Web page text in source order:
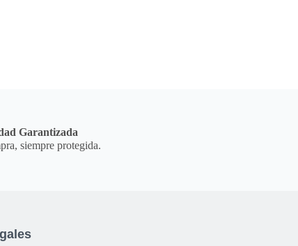
Garantizada
siempre protegida.